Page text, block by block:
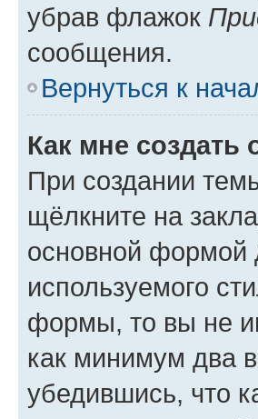
убрав флажок
сообщения.
Вернуться к
Как мне создать
При создании
щёлкните на
основной формой
используемого
формы, то вы не
как минимум два
убедившись, что